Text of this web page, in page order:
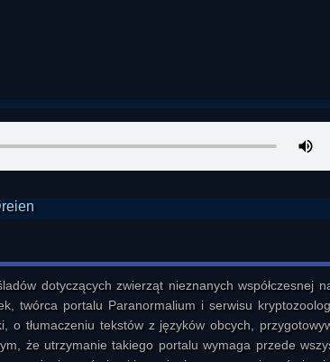
dotyczących zwierząt nieznanych współczesnej
twórca portalu Paranormalium i serwisu
o tłumaczeniu tekstów z języków obcych,
że utrzymanie takiego portalu wymaga przede